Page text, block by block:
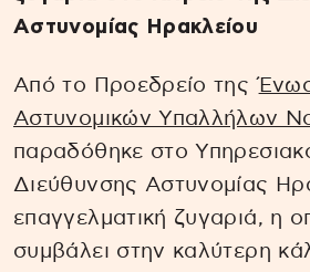
Αστυνομίας Ηρακλείου
Από το Προεδρείο της
Αστυνομικών Υπαλλήλων
παραδόθηκε στο
Διεύθυνσης Αστυνομίας
επαγγελματική ζυγαριά, η
συμβάλει στην καλύτερη